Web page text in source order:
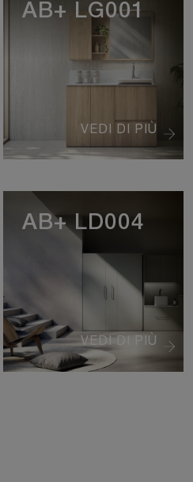
VEDI DI PIÙ
AB+ LG001
VEDI DI PIÙ
AB+ LD004